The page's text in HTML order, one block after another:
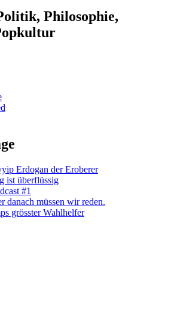
Philosophie,
Erdogan der Eroberer
ist überflüssig
#1
danach müssen wir reden.
grösster Wahlhelfer